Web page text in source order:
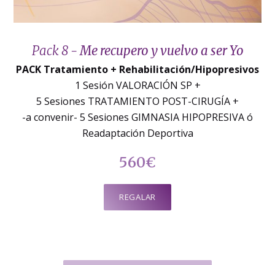
Pack 8 -Me recupero y vuelvo a ser Yo
PACK Tratamiento + Rehabilitación/Hipopresivos
1 Sesión VALORACIÓN SP +
5 Sesiones TRATAMIENTO POST-CIRUGÍA +
-a convenir- 5 Sesiones GIMNASIA HIPOPRESIVA ó
Readaptación Deportiva
560€
REGALAR